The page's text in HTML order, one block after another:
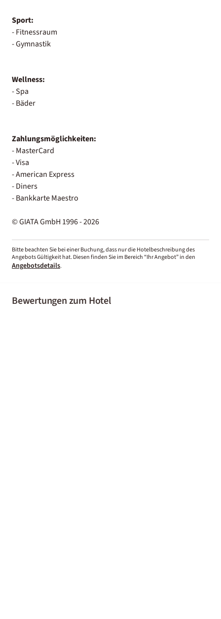
Sport:
- Fitnessraum
- Gymnastik
Wellness:
- Spa
- Bäder
Zahlungsmöglichkeiten:
- MasterCard
- Visa
- American Express
- Diners
- Bankkarte Maestro
© GIATA GmbH 1996 - 2026
Bitte beachten Sie bei einer Buchung, dass nur die Hotelbeschreibung des
Angebots Gültigkeit hat. Diesen finden Sie im Bereich “Ihr Angebot” in den
Angebotsdetails.
Bewertungen zum Hotel